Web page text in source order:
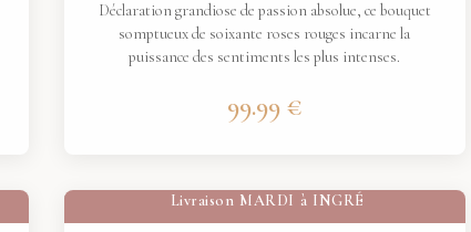
Déclaration grandiose de passion absolue, ce bouquet
somptueux de soixante roses rouges incarne la
puissance des sentiments les plus intenses.
99.99 €
Livraison MARDI à INGRÉ